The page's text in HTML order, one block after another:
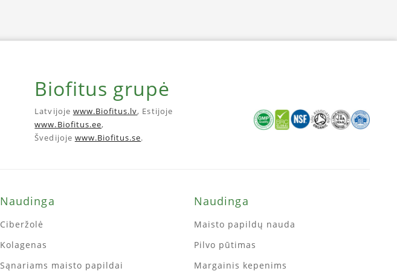
Biofitus grupė
Latvijoje www.Biofitus.lv, Estijoje
www.Biofitus.ee,
Švedijoje www.Biofitus.se.
Naudinga
Ciberžolė
Kolagenas
Sąnariams maisto papildai
Naudinga
Maisto papildų nauda
Pilvo pūtimas
Margainis kepenims